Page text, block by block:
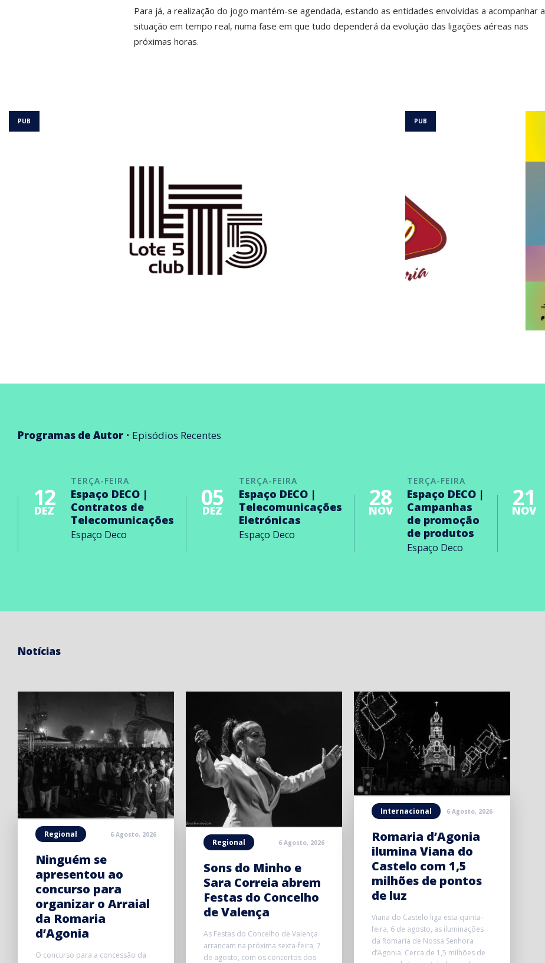
Para já, a realização do jogo mantém-se agendada, estando as entidades envolvidas a acompanhar a
situação em tempo real, numa fase em que tudo dependerá da evolução das ligações aéreas nas
próximas horas.
Programas de Autor Episódios Recentes
TERÇA-FEIRA
12
DEZ
Espaço DECO |
Contratos de
Telecomunicações
Espaço Deco
TERÇA-FEIRA
05
DEZ
Espaço DECO |
Telecomunicações
Eletrónicas
Espaço Deco
TERÇA-FEIRA
28
NOV
Espaço DECO |
Campanhas
de promoção
de produtos
Espaço Deco
21
NOV
Notícias
Regional 6 Agosto, 2026
Ninguém se
apresentou ao
concurso para
organizar o Arraial
da Romaria
d’Agonia
O concurso para a concessão da
Regional 6 Agosto, 2026
Sons do Minho e
Sara Correia abrem
Festas do Concelho
de Valença
As Festas do Concelho de Valença
arrancam na próxima sexta-feira, 7
de agosto, com os concertos dos
Internacional 6 Agosto, 2026
Romaria d’Agonia
ilumina Viana do
Castelo com 1,5
milhões de pontos
de luz
Viana do Castelo liga esta quinta-
feira, 6 de agosto, as iluminações
da Romaria de Nossa Senhora
d’Agonia. Cerca de 1,5 milhões de